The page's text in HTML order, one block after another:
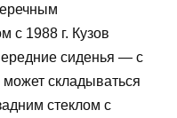
с 1988 г. Кузов
сиденья — с
складываться
стеклом с